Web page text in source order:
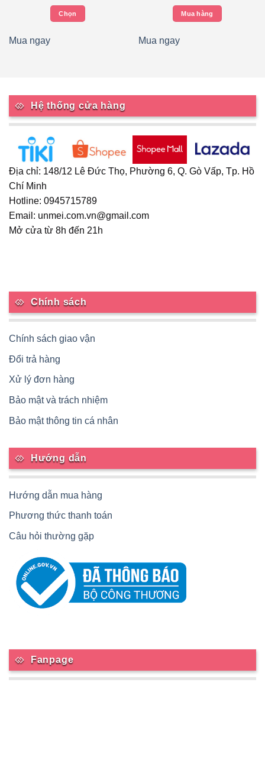
Chọn
thể.
Các
tùy
chọn
có
được
trên
trang
sản
Mua ngay
là:
125.000₫.
Mua hàng
Mua ngay
Hệ thống cửa hàng
Địa chỉ: 148/12 Lê Đức Thọ, Phường 6, Q. Gò Vấp, Tp. Hồ
Chí Minh
Hotline: 0945715789
Email: unmei.com.vn@gmail.com
Mở cửa từ 8h đến 21h
Chính sách
Chính sách giao vận
Đổi trả hàng
Xử lý đơn hàng
Bảo mật và trách nhiệm
Bảo mật thông tin cá nhân
Hướng dẫn
Hướng dẫn mua hàng
Phương thức thanh toán
Câu hỏi thường gặp
Fanpage